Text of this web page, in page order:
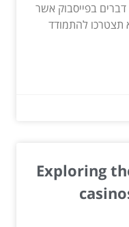
בפייסבוק אשר
להתמודד
Exploring